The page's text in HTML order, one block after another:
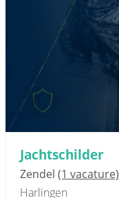
Jachtschilder
Zendel (1 vacature)
Harlingen